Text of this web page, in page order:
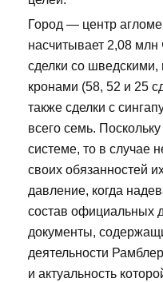
Город — центр
насчитывает 2,08 млн
сделки со
кронами (58, 52 и 25
также сделки с
всего семь.
системе, то в случае
своих обязанностей
давление, когда
состав официальных
документы,
деятельности
и актуальность